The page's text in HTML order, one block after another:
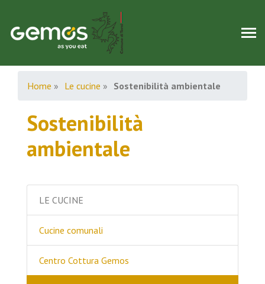
Home » Le cucine » Sostenibilità ambientale
Sostenibilità
ambientale
LE CUCINE
Cucine comunali
Centro Cottura Gemos